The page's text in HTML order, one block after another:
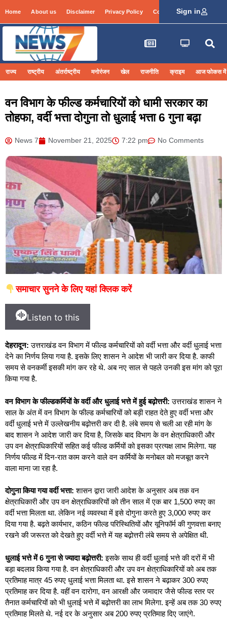
Home About us Disclaimer Privacy Policy Contact Info Login
Sign in
राज्य राष्ट्रीय अंतर्राष्ट्रीय मनोरंजन खेल राजनीति क्राइम आज फोकस में
वन विभाग के फील्ड कर्मचारियों को धामी सरकार का
तोहफा, वर्दी भत्ता दोगुना तो धुलाई भत्ता 6 गुना बढ़ा
News 7 November 21, 2025 7:22 pm No Comments
समाचार सुनने के लिए यहां क्लिक करें
Listen to this
देहरादून: उत्तराखंड वन विभाग में फील्ड कर्मचारियों को वर्दी भत्ता और वर्दी धुलाई भत्ता
देने का निर्णय लिया गया है. इसके लिए शासन ने आदेश भी जारी कर दिया है. काफी
समय से वनकर्मी इसकी मांग कर रहे थे. अब नए साल से पहले उनकी इस मांग को पूरा
किया गया है.
वन विभाग के फील्डकर्मियों के वर्दी और धुलाई भत्ते में हुई बढ़ोत्तरी: उत्तराखंड शासन ने
साल के अंत में वन विभाग के फील्ड कर्मचारियों को बड़ी राहत देते हुए वर्दी भत्ता और
वर्दी धुलाई भत्ते में उल्लेखनीय बढ़ोत्तरी कर दी है. लंबे समय से चली आ रही मांग के
बाद शासन ने आदेश जारी कर दिया है, जिसके बाद विभाग के वन क्षेत्राधिकारी और
उप वन क्षेत्राधिकारियों सहित कई फील्ड कर्मियों को इसका प्रत्यक्ष लाभ मिलेगा. यह
निर्णय फील्ड में दिन-रात काम करने वाले वन कर्मियों के मनोबल को मजबूत करने
वाला माना जा रहा है.
दोगुना किया गया वर्दी भत्ता: शासन द्वारा जारी आदेश के अनुसार अब तक वन
क्षेत्राधिकारी और उप वन क्षेत्राधिकारियों को तीन साल में एक बार 1,500 रुपए का
वर्दी भत्ता मिलता था. लेकिन नई व्यवस्था में इसे दोगुना करते हुए 3,000 रुपए कर
दिया गया है. बढ़ते कार्यभार, कठिन फील्ड परिस्थितियों और यूनिफॉर्म की गुणवत्ता बनाए
रखने की जरूरत को देखते हुए वर्दी भत्ते में यह बढ़ोत्तरी लंबे समय से अपेक्षित थी.
धुलाई भत्ते में6गुना से ज्यादा बढ़ोत्तरी: इसके साथ ही वर्दी धुलाई भत्ते की दरों में भी
बड़ा बदलाव किया गया है. वन क्षेत्राधिकारी और उप वन क्षेत्राधिकारियों को अब तक
प्रतिमाह मात्र 45 रुपए धुलाई भत्ता मिलता था. इसे शासन ने बढ़ाकर 300 रुपए
प्रतिमाह कर दिया है. वहीं वन दारोगा, वन आरक्षी और जमादार जैसे फील्ड स्तर पर
तैनात कर्मचारियों को भी धुलाई भत्ते में बढ़ोत्तरी का लाभ मिलेगा. इन्हें अब तक 30 रुपए
प्रतिमाह मिलते थे. नई दर के अनुसार अब 200 रुपए प्रतिमाह दिए जाएंगे.